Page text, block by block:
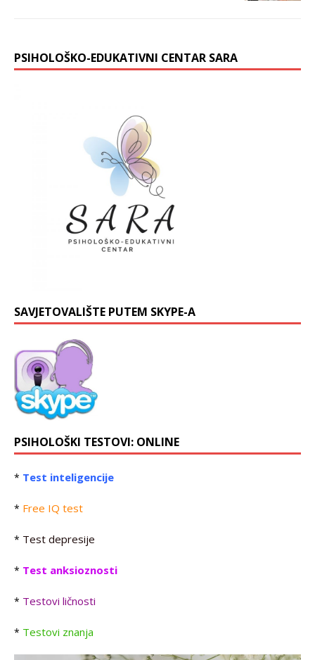
PSIHOLOŠKO-EDUKATIVNI CENTAR SARA
SAVJETOVALIŠTE PUTEM SKYPE-A
PSIHOLOŠKI TESTOVI: ONLINE
* Test inteligencije
* Free IQ test
* Test depresije
* Test anksioznosti
* Testovi ličnosti
* Testovi znanja